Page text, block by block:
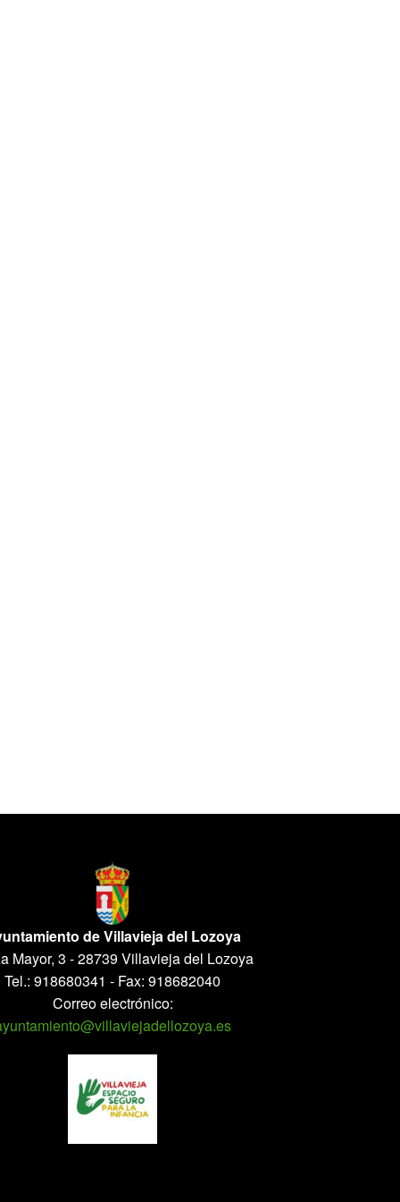
de Villavieja del Lozoya
Mayor, 3 - 28739 Villavieja del Lozoya
Tel.: 918680341 - Fax: 918682040
Correo electrónico: